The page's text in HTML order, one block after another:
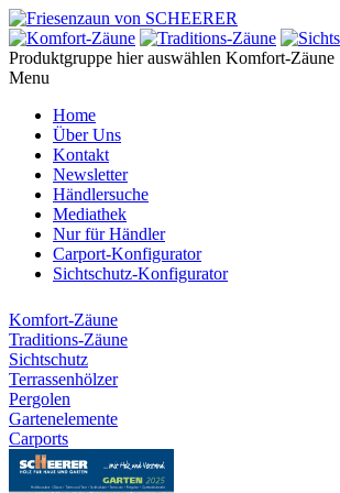
Produktgruppe hier auswählen Komfort-Zäune
Menu
Home
Über Uns
Kontakt
Newsletter
Händlersuche
Mediathek
Nur für Händler
Carport-Konfigurator
Sichtschutz-Konfigurator
Komfort-Zäune
Traditions-Zäune
Sichtschutz
Terrassenhölzer
Pergolen
Gartenelemente
Carports